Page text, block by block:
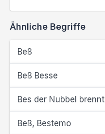
Ähnliche Begriffe
Beß
Beß Besse
Bes der Nubbel brennt
Beß, Bestemo